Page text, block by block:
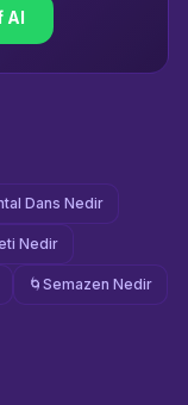
Al
Dans Nedir
Nedir
🌀 Semazen Nedir